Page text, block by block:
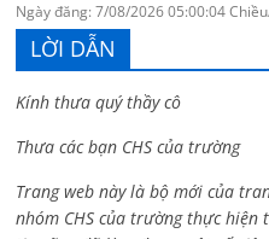
Ngày đăng: 7/08/2026 05:00:04
LỜI DẪN
Kính thưa quý thầy cô
Thưa các bạn CHS của trường
Trang web này là bộ mới của
nhóm CHS của trường thực